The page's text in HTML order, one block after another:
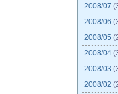
2008/07
2008/06
2008/05
2008/04
2008/03
2008/02